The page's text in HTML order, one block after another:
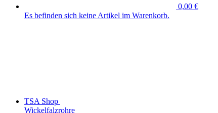
0,00 €
Es befinden sich keine Artikel im Warenkorb.
TSA Shop
Wickelfalzrohre